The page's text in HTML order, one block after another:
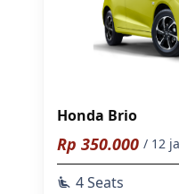
Honda Brio
Rp 350.000 / 12
airline_seat_recline_extra 4 Seats